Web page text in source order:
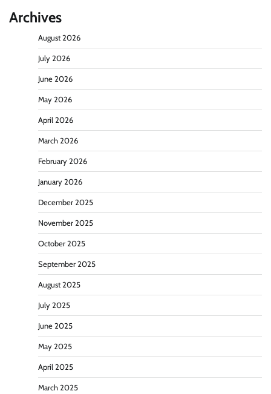
Archives
August 2026
July 2026
June 2026
May 2026
April 2026
March 2026
February 2026
January 2026
December 2025
November 2025
October 2025
September 2025
August 2025
July 2025
June 2025
May 2025
April 2025
March 2025